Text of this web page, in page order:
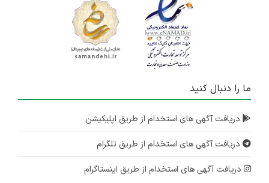
ما را دنبال کنید
دریافت آگهی های استخدام از طریق اپلیکیشن
دریافت آگهی های استخدام از طریق تلگرام
دریافت آگهی های استخدام از طریق اینستاگرام